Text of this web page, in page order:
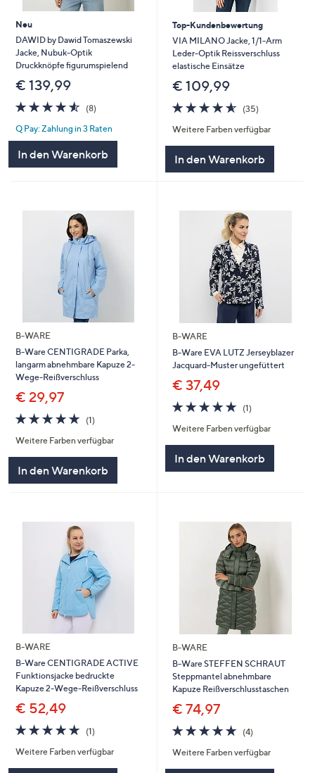
Neu
DAWID by Dawid Tomaszewski
Jacke, Nubuk-Optik
Druckknöpfe figurumspielend
€ 139,99
4.5
von
5
(8)8
Q Pay: Zahlung in 3 Raten
In den Warenkorb
Top-Kundenbewertung
VIA MILANO Jacke, 1/1-Arm
Leder-Optik Reissverschluss
elastische Einsätze
€ 109,99
4.6
von
5
(35)35
Weitere Farben verfügbar
In den Warenkorb
B-WARE
B-Ware CENTIGRADE Parka,
langarm abnehmbare Kapuze 2-
Wege-Reißverschluss
€ 29,97
5.0
von
5
(1)1
Weitere Farben verfügbar
In den Warenkorb
B-WARE
B-Ware EVA LUTZ Jerseyblazer
Jacquard-Muster ungefüttert
€ 37,49
5.0
von
5
(1)1
Weitere Farben verfügbar
In den Warenkorb
B-WARE
B-Ware CENTIGRADE ACTIVE
Funktionsjacke bedruckte
Kapuze 2-Wege-Reißverschluss
€ 52,49
5.0
von
5
(1)1
Weitere Farben verfügbar
B-WARE
B-Ware STEFFEN SCHRAUT
Steppmantel abnehmbare
Kapuze Reißverschlusstaschen
€ 74,97
5.0
von
5
(4)4
Weitere Farben verfügbar